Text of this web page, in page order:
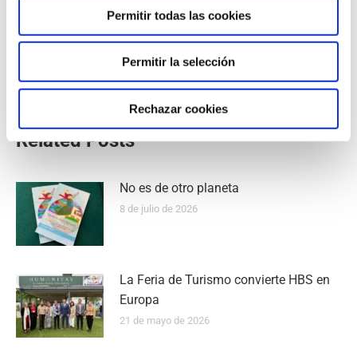
Permitir todas las cookies
Permitir la selección
Rechazar cookies
Cambiemos todo por la salud de la
Humanidad
Related Posts
No es de otro planeta
8 de julio de 2026
La Feria de Turismo convierte HBS en
Europa
21 de mayo de 2026